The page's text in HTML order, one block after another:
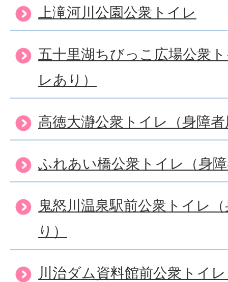
上滝河川公園公衆トイレ
五十里湖ちびっこ広場公衆
レあり）
高徳大瀞公衆トイレ（身障
ふれあい橋公衆トイレ（身
鬼怒川温泉駅前公衆トイレ
り）
川治ダム資料館前公衆トイ